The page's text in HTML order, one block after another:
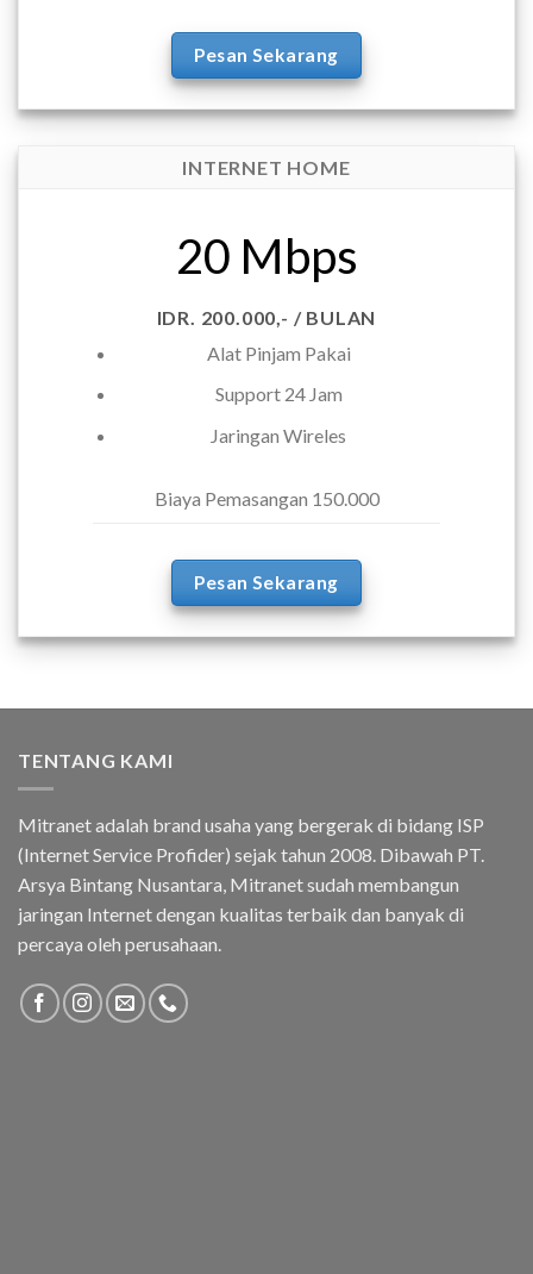
Pesan Sekarang
INTERNET HOME
20 Mbps
IDR. 200.000,- / BULAN
Alat Pinjam Pakai
Support 24 Jam
Jaringan Wireles
Biaya Pemasangan 150.000
Pesan Sekarang
TENTANG KAMI
Mitranet adalah brand usaha yang bergerak di bidang ISP
(Internet Service Profider) sejak tahun 2008. Dibawah PT.
Arsya Bintang Nusantara, Mitranet sudah membangun
jaringan Internet dengan kualitas terbaik dan banyak di
percaya oleh perusahaan.